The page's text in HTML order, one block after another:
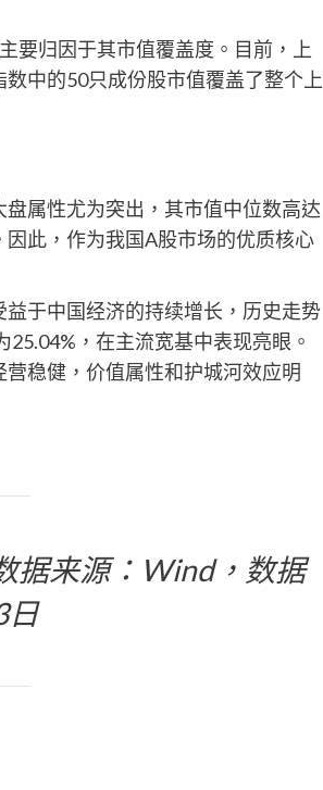
要归因于其市值覆盖度。目前，上
中的50只成份股市值覆盖了整个上
属性尤为突出，其市值中位数高达
此，作为我国A股市场的优质核心
于中国经济的持续增长，历史走势
，在主流宽基中表现亮眼。
稳健，价值属性和护城河效应明
据来源：Wind，数据
日